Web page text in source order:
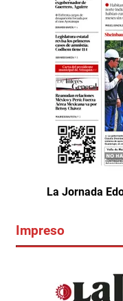
La Jornada
Impreso